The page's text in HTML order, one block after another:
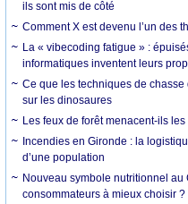
ils sont mis de côté
Comment X est devenu l’un des
La « vibecoding fatigue » :
informatiques inventent leurs
Ce que les techniques de
sur les dinosaures
Les feux de forêt menacent-ils
Incendies en Gironde : la
d’une population
Nouveau symbole nutritionnel
consommateurs à mieux choisir ?